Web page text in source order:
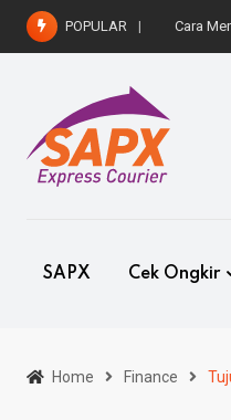
Skip
POPULAR Cara
SAPX Cek Ongkir
Home Finance